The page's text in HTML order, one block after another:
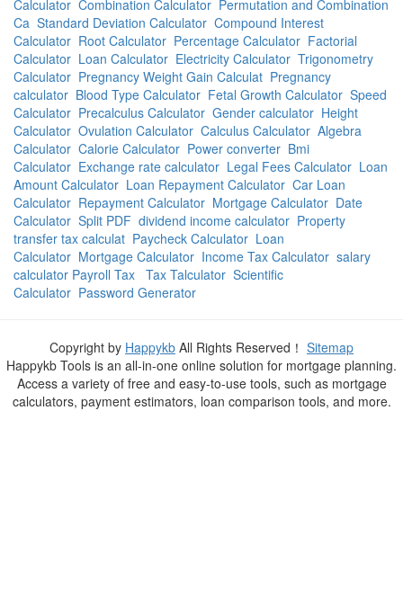
Calculator Combination Calculator Permutation and Combination
Ca Standard Deviation Calculator Compound Interest
Calculator Root Calculator Percentage Calculator Factorial
Calculator Loan Calculator Electricity Calculator Trigonometry
Calculator Pregnancy Weight Gain Calculat Pregnancy
calculator Blood Type Calculator Fetal Growth Calculator Speed
Calculator Precalculus Calculator Gender calculator Height
Calculator Ovulation Calculator Calculus Calculator Algebra
Calculator Calorie Calculator Power converter Bmi
Calculator Exchange rate calculator Legal Fees Calculator Loan
Amount Calculator Loan Repayment Calculator Car Loan
Calculator Repayment Calculator Mortgage Calculator Date
Calculator Split PDF dividend income calculator Property
transfer tax calculat Paycheck Calculator Loan
Calculator Mortgage Calculator Income Tax Calculator salary
calculator Payroll Tax Tax Talculator Scientific
Calculator Password Generator
Copyright by Happykb All Rights Reserved！ Sitemap
Happykb Tools is an all-in-one online solution for mortgage planning.
Access a variety of free and easy-to-use tools, such as mortgage
calculators, payment estimators, loan comparison tools, and more.